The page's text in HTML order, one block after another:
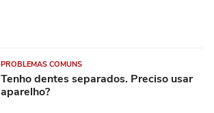
PROBLEMAS COMUNS
Tenho dentes separados. Preciso usar
aparelho?